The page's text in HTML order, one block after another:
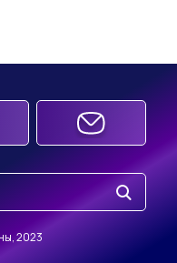
2023